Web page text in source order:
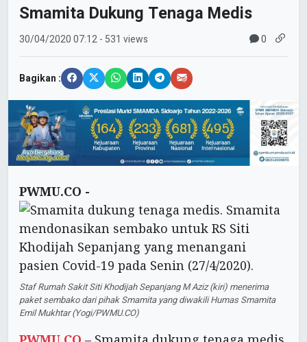
Smamita Dukung Tenaga Medis
30/04/202007:12- 531 views 0
Bagikan :
PWMU.CO -
Staf Rumah Sakit Siti Khodijah Sepanjang M Aziz (kiri) menerima
paket sembako dari pihak Smamita yang diwakili Humas Smamita
Emil Mukhtar (Yogi/PWMU.CO)